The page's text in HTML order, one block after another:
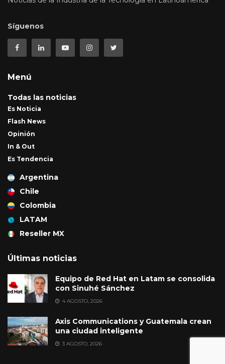
Síguenos
Menú
Todas las noticias
Es Noticia
Flash News
Opinión
In & Out
Es Tendencia
Argentina
Chile
Colombia
LATAM
Reseller MX
Últimas noticias
Equipo de Red Hat en Latam se consolida
con Sinuhé Sánchez
4 AGOSTO, 2026
Axis Communications y Guatemala crean
una ciudad inteligente
3 AGOSTO, 2026